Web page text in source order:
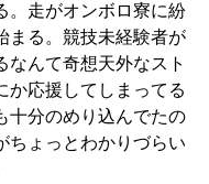
。走がオンボロ寮に紛
まる。競技未経験者が
なんて奇想天外なスト
か応援してしまってる
十分のめり込んでたの
ちょっとわかりづらい